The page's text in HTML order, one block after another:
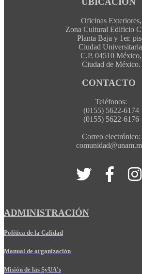
Oficinas Exteriores,
Zona Cultural Edificio
Planta Baja y 1er.
Ciudad
C.P. 04510 México,
Ciudad de México.
CONTACTO
Teléfonos:
(0155) 5622-6174
(0155) 5622-6176
Correo electrónico:
ADMINISTRACIÓN
Política de la Calidad
Manual de organización
Misión de las SyUA's